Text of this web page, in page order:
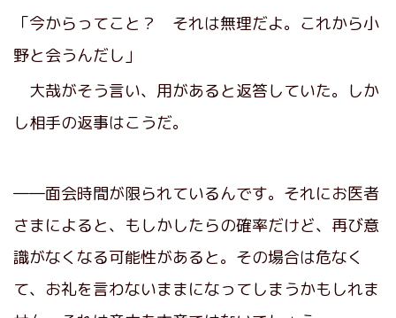
「今からってこと？ それは無理だよ。これから小
野と会うんだし」
大哉がそう言い、用があると返答していた。しか
し相手の返事はこうだ。
――面会時間が限られているんです。それにお医者
さまによると、もしかしたらの確率だけど、再び意
識がなくなる可能性があると。その場合は危なく
て、お礼を言わないままになってしまうかもしれま